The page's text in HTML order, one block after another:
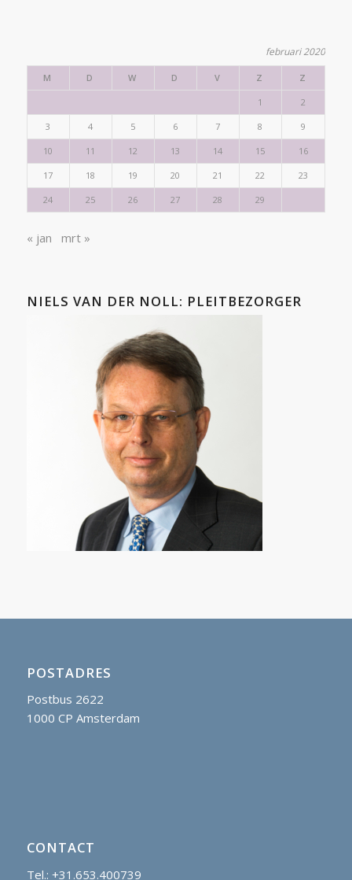
februari 2020
M D W D V Z Z
1 2
3 4 5 6 7 8 9
10 11 12 13 14 15 16
17 18 19 20 21 22 23
24 25 26 27 28 29
« jan mrt »
NIELS VAN DER NOLL: PLEITBEZORGER
POSTADRES
Postbus 2622
1000 CP Amsterdam
CONTACT
Tel.: +31.653.400739